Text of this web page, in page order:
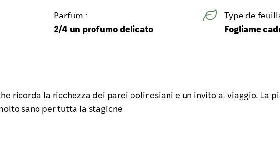
Parfum :
2/4 un profumo delicato
Type de
Fogliame
ricorda la ricchezza dei parei polinesiani e un invito al viaggio. La
sano per tutta la stagione